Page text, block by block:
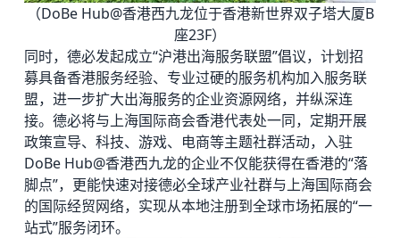
（DoBe Hub@香港西九龙位于香港新世界双子塔大厦B
座23F）
同时，德必发起成立“沪港出海服务联盟”倡议，计划招
募具备香港服务经验、专业过硬的服务机构加入服务联
盟，进一步扩大出海服务的企业资源网络，并纵深连
接。德必将与上海国际商会香港代表处一同，定期开展
政策宣导、科技、游戏、电商等主题社群活动，入驻
DoBe Hub@香港西九龙的企业不仅能获得在香港的“落
脚点”，更能快速对接德必全球产业社群与上海国际商会
的国际经贸网络，实现从本地注册到全球市场拓展的“一
站式”服务闭环。